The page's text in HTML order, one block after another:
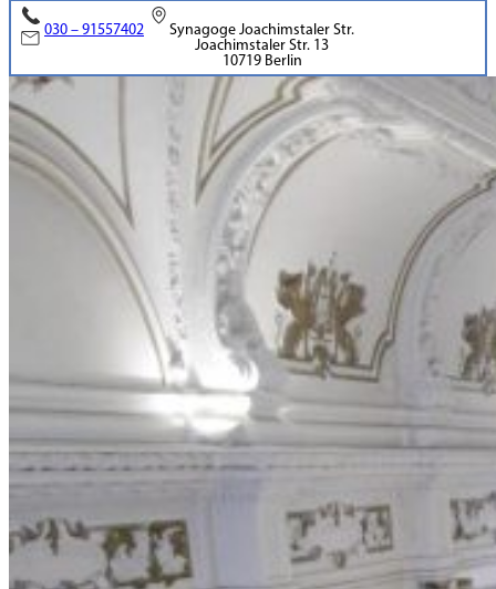
030 – 91557402
Synagoge Joachimstaler Str.
Joachimstaler Str. 13
10719 Berlin